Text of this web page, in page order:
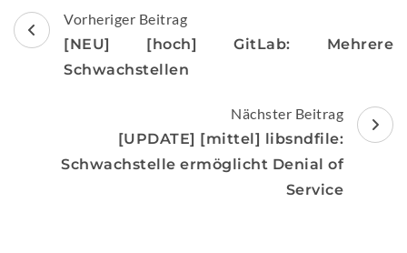
Beitragsnavigation
Vorheriger Beitrag
[NEU] [hoch] GitLab: Mehrere
Schwachstellen
Nächster Beitrag
[UPDATE] [mittel] libsndfile:
Schwachstelle ermöglicht Denial of
Service